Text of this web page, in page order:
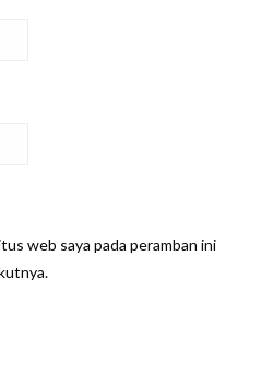
web saya pada peramban ini